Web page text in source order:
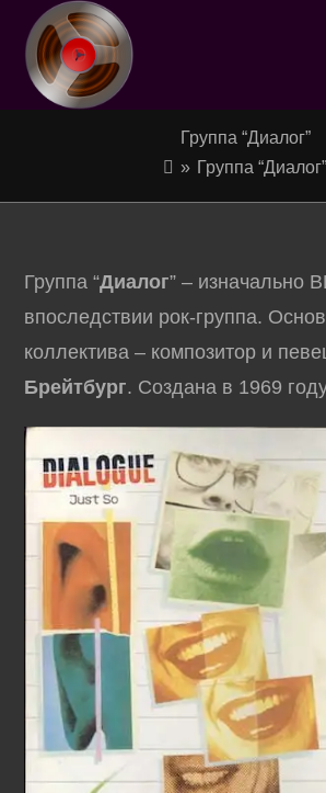
Перейти
содержимому
Группа “Диалог”
» Группа “Диалог”
Группа “Диалог” – изначально
впоследствии рок-группа.
коллектива – композитор и
Брейтбург. Создана в 1969